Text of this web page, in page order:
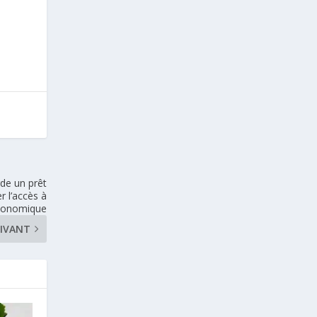
un prêt
l’accès à